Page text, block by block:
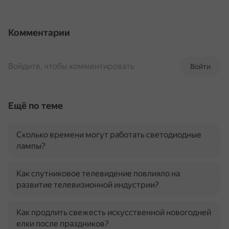
Комментарии
Войти
Войдите, чтобы комментировать
Ещё по теме
Сколько времени могут работать светодиодные
лампы?
Как спутниковое телевидение повлияло на
развитие телевизионной индустрии?
Как продлить свежесть искусственной новогодней
елки после праздников?